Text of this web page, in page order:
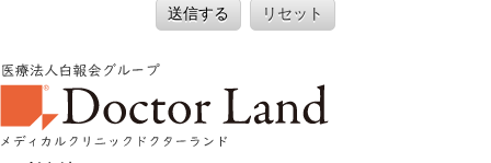
送信する リセット